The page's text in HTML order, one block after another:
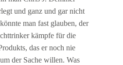
und ganz und gar nicht
man fast glauben, der
kämpfe für die
das er noch nie
der Sache willen. Was